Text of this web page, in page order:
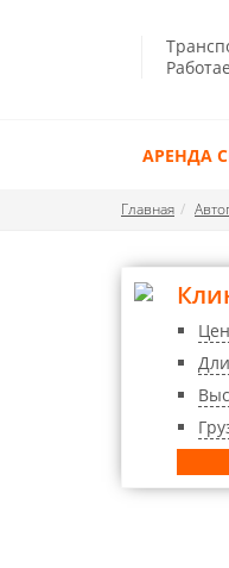
АРЕНДА
Главная